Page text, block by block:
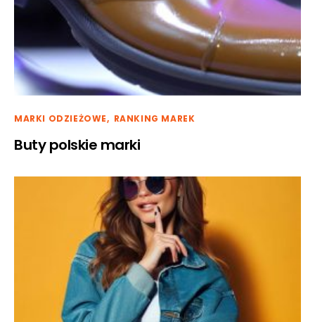
MARKI ODZIEŻOWE RANKING MAREK
Buty polskie marki